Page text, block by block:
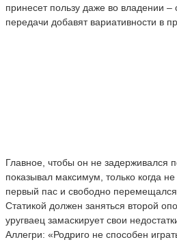
принесет пользу даже во владении
передачи добавят вариативности в
Главное, чтобы он не задерживался
показывал максимум, только когда
первый пас и свободно
Статикой должен заняться второй
уругваец замаскирует свои
Аллегри: «Родриго не способен